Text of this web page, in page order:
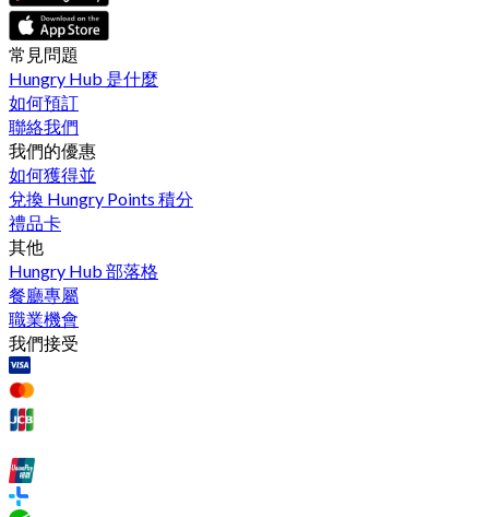
常見問題
Hungry Hub 是什麼
如何預訂
聯絡我們
我們的優惠
如何獲得並
兌換 Hungry Points 積分
禮品卡
其他
Hungry Hub 部落格
餐廳專屬
職業機會
我們接受